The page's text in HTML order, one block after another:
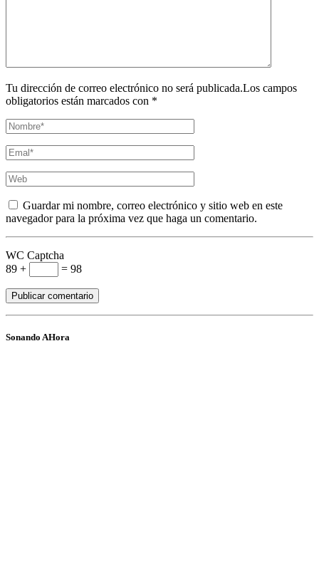
Tu dirección de correo electrónico no será publicada.Los campos
obligatorios están marcados con *
Guardar mi nombre, correo electrónico y sitio web en este
navegador para la próxima vez que haga un comentario.
WC Captcha
89 +
= 98
Sonando AHora